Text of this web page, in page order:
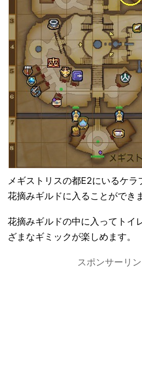
メギストリスの都E2にいるケラ
花摘みギルドに入ることができ
花摘みギルドの中に入ってトイ
ざまなギミックが楽しめます。
スポンサーリ